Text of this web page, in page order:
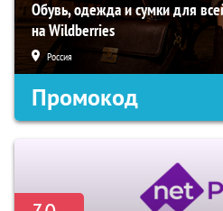
Обувь, одежда и сумки для
на Wildberries
Россия
Промокод